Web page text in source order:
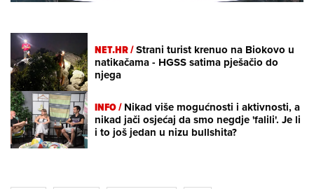
NET.HR /Strani turist krenuo na Biokovo u
natikačama - HGSS satima pješačio do
njega
INFO /Nikad više mogućnosti i aktivnosti, a
nikad jači osjećaj da smo negdje 'falili'. Je li
i to još jedan u nizu bullshita?